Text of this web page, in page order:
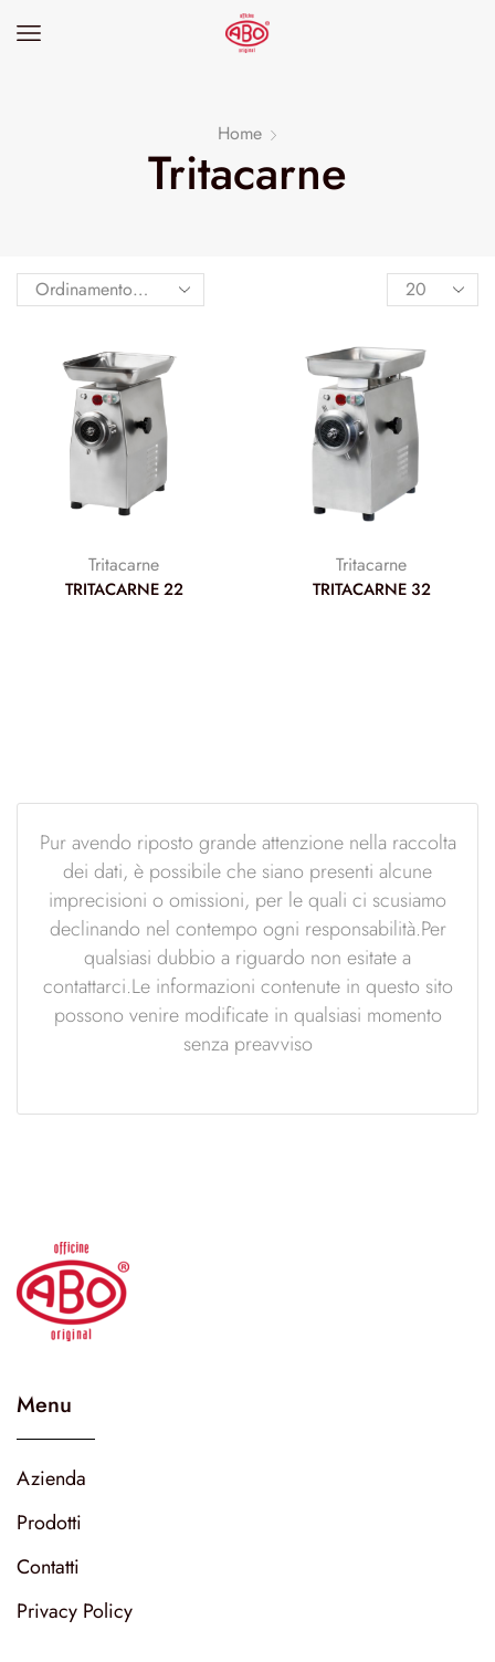
Home
Tritacarne
Tritacarne
TRITACARNE 22
Tritacarne
TRITACARNE 32
Pur avendo riposto grande attenzione nella raccolta
dei dati, è possibile che siano presenti alcune
imprecisioni o omissioni, per le quali ci scusiamo
declinando nel contempo ogni responsabilità.Per
qualsiasi dubbio a riguardo non esitate a
contattarci.Le informazioni contenute in questo sito
possono venire modificate in qualsiasi momento
senza preavviso
Menu
Azienda
Prodotti
Contatti
Privacy Policy